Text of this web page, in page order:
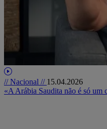
// Nacional // 15.04.2026
«A Arábia Saudita não é só um